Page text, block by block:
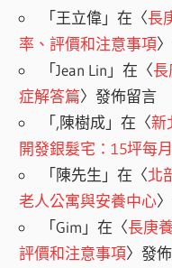
「王立偉」在〈長
率、評價和注意事項
「Jean Lin 」在〈
症解答篇〉發佈留言
「,陳樹成」在〈新
開發銀髮宅：15坪每
「陳先生 」在〈北
老人公寓與安養中心
「Gim 」在〈長庚
評價和注意事項〉發